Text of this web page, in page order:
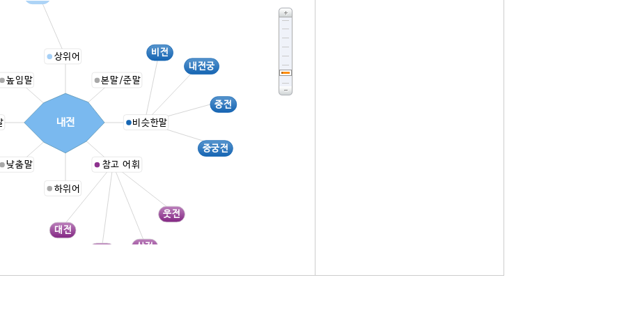
상위어
본말/준말
내전궁
비전
중궁전
중전
비슷한말
상전
웃전
대전
참고 어휘
하위어
낮춤말
높임말
내전